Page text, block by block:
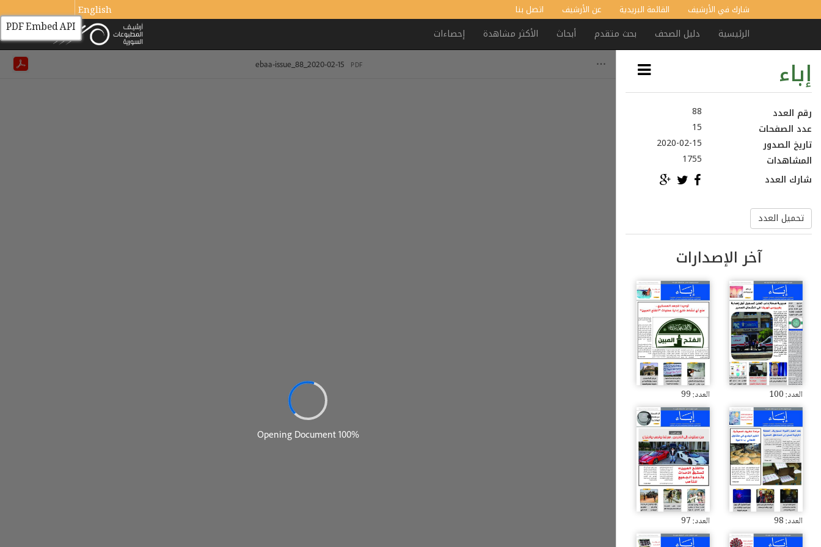
شارك في الأرشيف القائمة البريدية عن الأرشيف اتصل بنا English
الرئيسية دليل الصحف بحث متقدم أبحاث الأكثر مشاهدة إحصاءات
إباء
رقم العدد
88
عدد الصفحات
15
تاريخ الصدور
2020-02-15
المشاهدات
1755
شارك العدد
تحميل العدد
آخر الإصدارات
العدد: 100 العدد: 99
العدد: 98 العدد: 97
PDF Embed API